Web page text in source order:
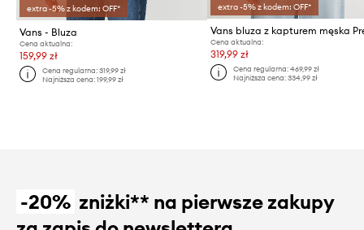
extra -5% z kodem: OFF*
Vans - Bluza
Cena aktualna:
159,99 zł
Cena regularna:319,99 zł
Najniższa cena:199,99 zł
extra -5% z kodem: OFF*
Cena aktualna:
319,99 zł
Cena regularna: 469,99 zł
Najniższa cena: 334,99 zł
-20% zniżki** na pierwsze zakupy